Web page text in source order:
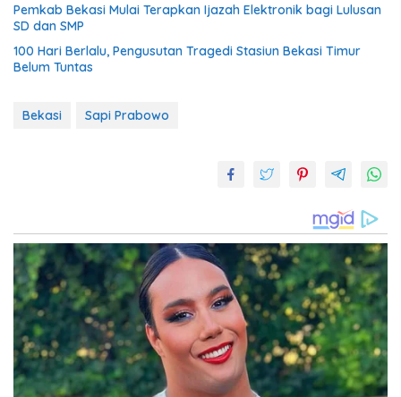
Pemkab Bekasi Mulai Terapkan Ijazah Elektronik bagi Lulusan
SD dan SMP
100 Hari Berlalu, Pengusutan Tragedi Stasiun Bekasi Timur
Belum Tuntas
Bekasi Sapi Prabowo